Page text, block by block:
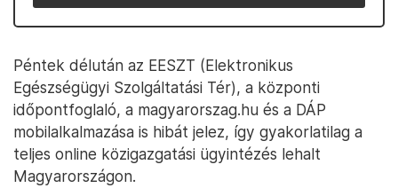
Péntek délután az EESZT (Elektronikus
Egészségügyi Szolgáltatási Tér), a központi
időpontfoglaló, a magyarorszag.hu és a DÁP
mobilalkalmazása is hibát jelez, így gyakorlatilag a
teljes online közigazgatási ügyintézés lehalt
Magyarországon.